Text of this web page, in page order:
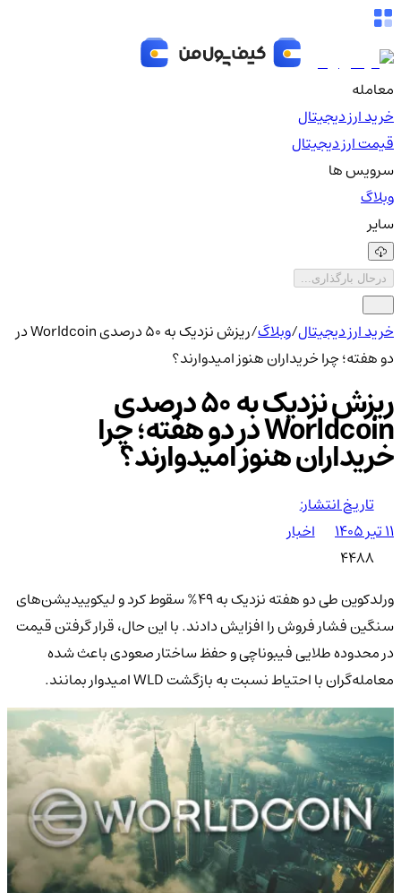
معامله
خرید ارز دیجیتال
قیمت ارز دیجیتال
سرویس ها
وبلاگ
سایر
درحال بارگذاری...
خرید ارز دیجیتال/وبلاگ/
ریزش نزدیک به 50 درصدی Worldcoin در
دو هفته؛ چرا خریداران هنوز امیدوارند؟
ریزش نزدیک به 50 درصدی
Worldcoin در دو هفته؛ چرا
خریداران هنوز امیدوارند؟
تاریخ انتشار:
۱۱ تیر ۱۴۰۵
اخبار
4488
ورلدکوین طی دو هفته نزدیک به 49% سقوط کرد و لیکوییدیشن‌های
سنگین فشار فروش را افزایش دادند. با این حال، قرار گرفتن قیمت
در محدوده طلایی فیبوناچی و حفظ ساختار صعودی باعث شده
معامله‌گران با احتیاط نسبت به بازگشت WLD امیدوار بمانند.